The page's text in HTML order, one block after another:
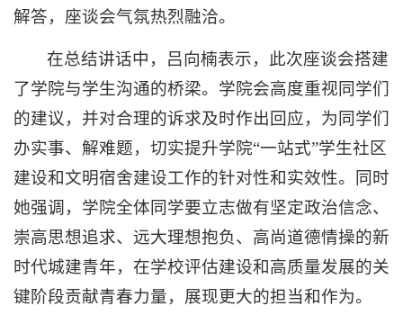
解答，座谈会气氛热烈融洽。
在总结讲话中，吕向楠表示，此次座谈会搭建
了学院与学生沟通的桥梁。学院会高度重视同学们
的建议，并对合理的诉求及时作出回应，为同学们
办实事、解难题，切实提升学院“一站式”学生社区
建设和文明宿舍建设工作的针对性和实效性。同时
她强调，学院全体同学要立志做有坚定政治信念、
崇高思想追求、远大理想抱负、高尚道德情操的新
时代城建青年，在学校评估建设和高质量发展的关
键阶段贡献青春力量，展现更大的担当和作为。